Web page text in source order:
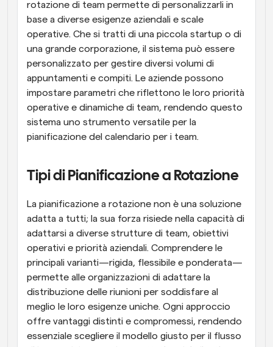
rotazione di team permette di personalizzarli in
base a diverse esigenze aziendali e scale
operative. Che si tratti di una piccola startup o di
una grande corporazione, il sistema può essere
personalizzato per gestire diversi volumi di
appuntamenti e compiti. Le aziende possono
impostare parametri che riflettono le loro priorità
operative e dinamiche di team, rendendo questo
sistema uno strumento versatile per la
pianificazione del calendario per i team.
Tipi di Pianificazione a Rotazione
La pianificazione a rotazione non è una soluzione
adatta a tutti; la sua forza risiede nella capacità di
adattarsi a diverse strutture di team, obiettivi
operativi e priorità aziendali. Comprendere le
principali varianti—rigida, flessibile e ponderata—
permette alle organizzazioni di adattare la
distribuzione delle riunioni per soddisfare al
meglio le loro esigenze uniche. Ogni approccio
offre vantaggi distinti e compromessi, rendendo
essenziale scegliere il modello giusto per il flusso